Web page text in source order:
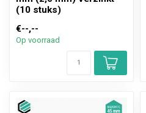
(10 stuks)
€--,--
Op voorraad